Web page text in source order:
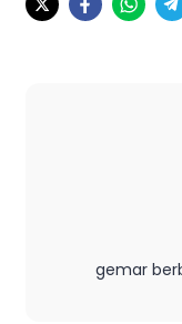
gemar